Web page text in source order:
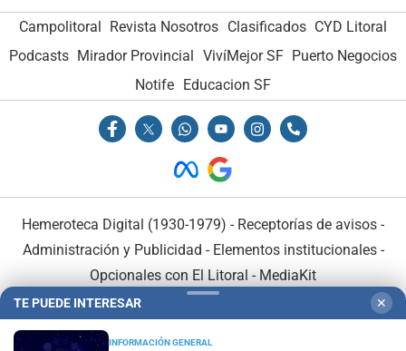
Campolitoral Revista Nosotros Clasificados CYD Litoral
Podcasts Mirador Provincial VivíMejor SF Puerto Negocios
Notife Educacion SF
Hemeroteca Digital (1930-1979) - Receptorías de avisos -
Administración y Publicidad - Elementos institucionales-
Opcionales con El Litoral - MediaKit
TE PUEDE INTERESAR ✕
INFORMACIÓN GENERAL